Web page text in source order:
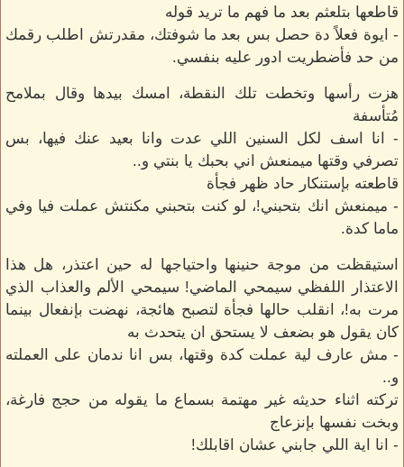
قاطعها بتلعثم بعد ما فهم ما تريد قوله
- ايوة فعلاً دة حصل بس بعد ما شوفتك، مقدرتش اطلب رقمك
من حد فأضطريت ادور عليه بنفسي.
هزت رأسها وتخطت تلك النقطة، امسك بيدها وقال بملامح
مُتأسفة
- انا اسف لكل السنين اللي عدت وانا بعيد عنك فيها، بس
تصرفي وقتها ميمنعش اني بحبك يا بنتي و..
قاطعته بإستنكار حاد ظهر فجأة
- ميمنعش انك بتحبني!، لو كنت بتحبني مكنتش عملت فيا وفي
ماما كدة.
استيقظت من موجة حنينها واحتياجها له حين اعتذر، هل هذا
الاعتذار اللفظي سيمحي الماضي! سيمحي الألم والعذاب الذي
مرت به!، انقلب حالها فجأة لتصبح هائجة، نهضت بإنفعال بينما
كان يقول هو بضعف لا يستحق ان يتحدث به
- مش عارف لية عملت كدة وقتها، بس انا ندمان على العملته
و..
تركته اثناء حديثه غير مهتمة بسماع ما يقوله من حجج فارغة،
وبخت نفسها بإنزعاج
- انا اية اللي جابني عشان اقابلك!